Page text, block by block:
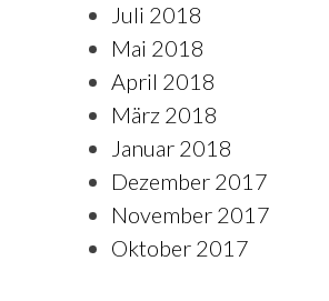
Juli 2018
Mai 2018
April 2018
März 2018
Januar 2018
Dezember 2017
November 2017
Oktober 2017